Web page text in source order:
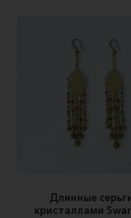
Длинные
кристаллами